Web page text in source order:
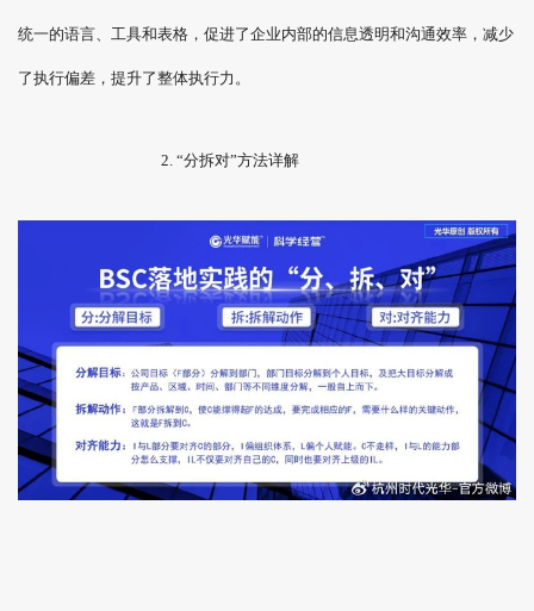
统一的语言、工具和表格，促进了企业内部的信息透明和沟通效率，减少
了执行偏差，提升了整体执行力。
2. “分拆对”方法详解